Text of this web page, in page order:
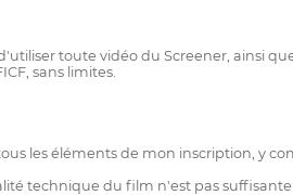
toute vidéo du Screener, ainsi
sans limites.
les éléments de mon inscription, y
technique du film n'est pas suffisante